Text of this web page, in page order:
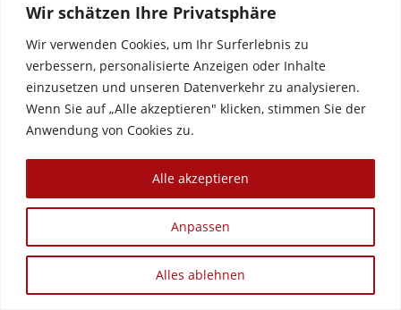
Wir schätzen Ihre Privatsphäre
Wir verwenden Cookies, um Ihr Surferlebnis zu
verbessern, personalisierte Anzeigen oder Inhalte
einzusetzen und unseren Datenverkehr zu analysieren.
Wenn Sie auf „Alle akzeptieren" klicken, stimmen Sie der
Anwendung von Cookies zu.
Anpassen
Alles ablehnen
Alle akzeptieren
Copyright 2012 - 2026 - Sandra Baumgärtner